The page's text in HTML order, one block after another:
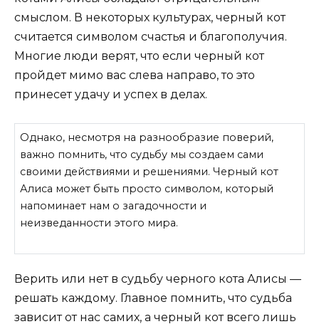
смыслом. В некоторых культурах, черный кот
считается символом счастья и благополучия.
Многие люди верят, что если черный кот
пройдет мимо вас слева направо, то это
принесет удачу и успех в делах.
Однако, несмотря на разнообразие поверий,
важно помнить, что судьбу мы создаем сами
своими действиями и решениями. Черный кот
Алиса может быть просто символом, который
напоминает нам о загадочности и
неизведанности этого мира.
Верить или нет в судьбу черного кота Алисы —
решать каждому. Главное помнить, что судьба
зависит от нас самих, а черный кот всего лишь